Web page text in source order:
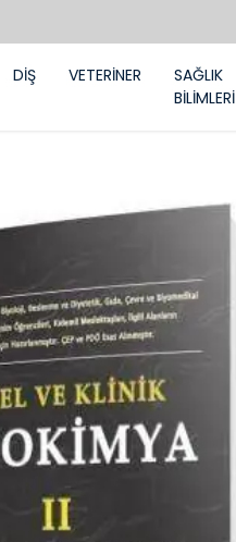
DİŞ VETERİNER
SAĞLIK
BİLİMLERİ